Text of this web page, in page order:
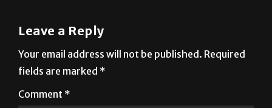
Leave a Reply
fields are marked